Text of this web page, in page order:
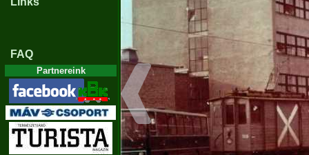
FAQ
Partnereink